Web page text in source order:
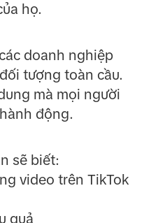
họ.
doanh nghiệp
tượng toàn cầu.
mà mọi người
động.
sẽ biết:
video trên TikTok
quả